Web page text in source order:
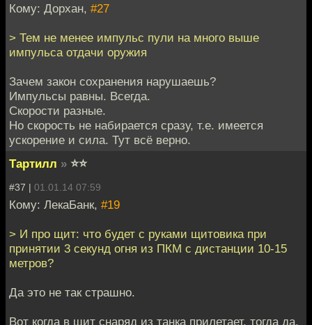
Кому: Дорхан, #27
> Тем не менее импульс пули на много выше
импульса отдачи оружия
Зачем закон сохранения нарушаешь?
Импульсы равны. Всегда.
Скорости разные.
Но скорость не набирается сразу, т.е. имеется
ускорение и сила. Тут всё верно.
Тартилл » ⭐⭐
#37 | 01.01.14 07:59
Кому: ЛекаБанк, #19
> И про щит: что будет с руками щитовика при
принятии 3 секунд огня из ПКМ с дистанции 10-15
метров?
Да это не так страшно.
Вот когда в щит снаряд из танка прилетает, тогда да,